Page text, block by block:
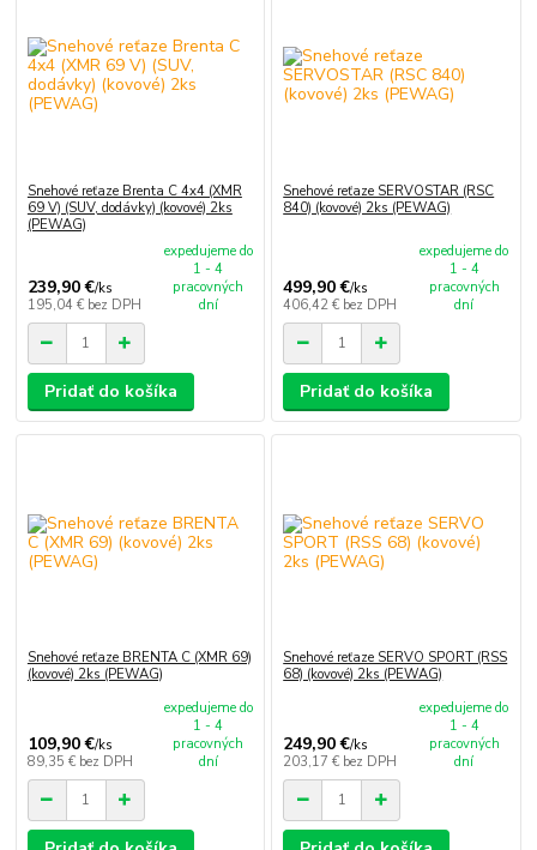
Snehové reťaze Brenta C 4x4 (XMR
69 V) (SUV, dodávky) (kovové) 2ks
(PEWAG)
239,90 €/ks
195,04 € bez DPH
expedujeme do
1 - 4
pracovných
dní
Pridať do košíka
Snehové reťaze SERVOSTAR (RSC
840) (kovové) 2ks (PEWAG)
499,90 €/ks
406,42 € bez DPH
expedujeme do
1 - 4
pracovných
dní
Pridať do košíka
Snehové reťaze BRENTA C (XMR 69)
(kovové) 2ks (PEWAG)
109,90 €/ks
89,35 € bez DPH
expedujeme do
1 - 4
pracovných
dní
Snehové reťaze SERVO SPORT (RSS
68) (kovové) 2ks (PEWAG)
249,90 €/ks
203,17 € bez DPH
expedujeme do
1 - 4
pracovných
dní